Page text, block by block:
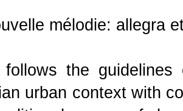
mélodie: allegra
the
urban context with